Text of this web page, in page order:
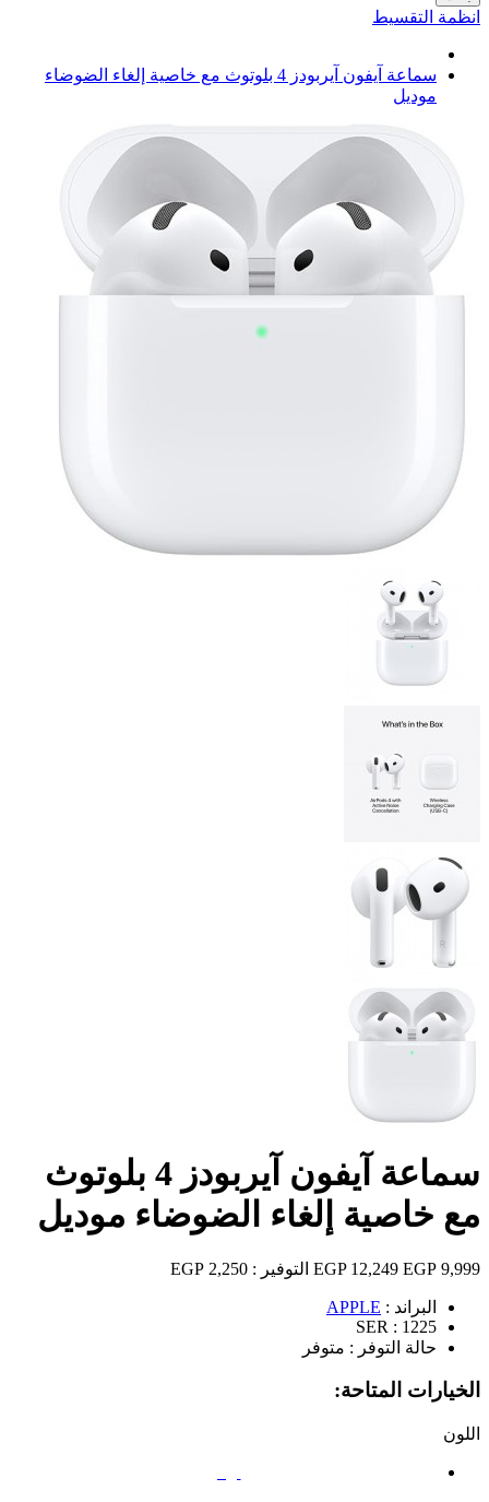
انظمة التقسيط
سماعة آيفون آيربودز 4 بلوتوث مع خاصية إلغاء الضوضاء
موديل
سماعة آيفون آيربودز 4 بلوتوث
مع خاصية إلغاء الضوضاء موديل
9,999 EGP
12,249 EGP التوفير : 2,250 EGP
البراند : APPLE
SER : 1225
حالة التوفر : متوفر
الخيارات المتاحة:
اللون